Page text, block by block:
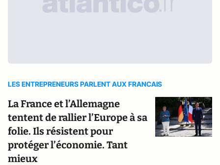
LES ENTREPRENEURS PARLENT AUX FRANCAIS
La France et l’Allemagne
tentent de rallier l’Europe à sa
folie. Ils résistent pour
protéger l’économie. Tant
mieux